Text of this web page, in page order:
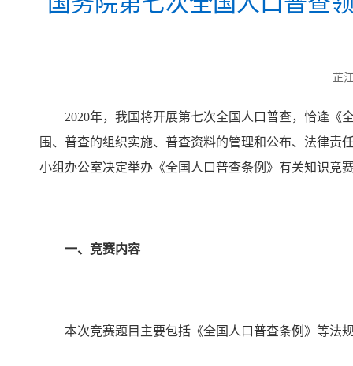
芷
2020年，我国将开展第七次全国人口普查，恰逢《
围、普查的组织实施、普查资料的管理和公布、法律责
小组办公室决定举办《全国人口普查条例》有关知识竞
一、竞赛内容
本次竞赛题目主要包括《全国人口普查条例》等法